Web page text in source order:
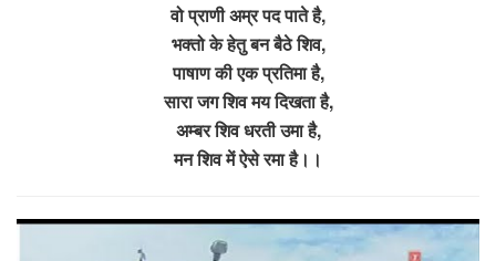
वो प्राणी अम्र पद पाते है,
भक्तो के हेतु बन बैठे शिव,
पाषाण की एक प्रतिमा है,
सारा जग शिव मय दिखता है,
अम्बर शिव धरती उमा है,
मन शिव में ऐसे रमा है।।